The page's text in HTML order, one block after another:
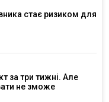
стає ризиком для
за три тижні. Але
не зможе